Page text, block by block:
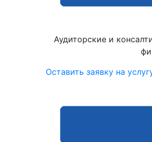
Аудиторские и
Оставить заявку на